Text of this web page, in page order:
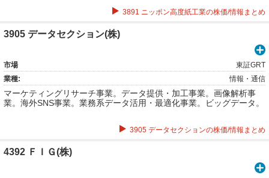
3891 ニッポン高度紙工業の株価/情報まとめ
3905 データセクション(株)
市場
東証GRT
業種:
情報・通信
マーケティングリサーチ事業。データ提供・加工事業。画像解析事
業。海外SNS事業。業務系データ活用・最適化事業。ビッグデータ。
3905 データセクションの株価/情報まとめ
4392 ＦＩＧ(株)